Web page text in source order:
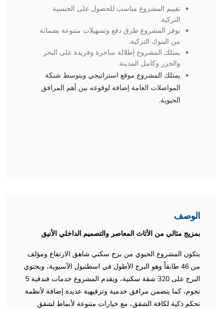
تقييم المشروع مناسب للحصول على الجنسية
التركية.
يوفر المشروع طرق دفع وتسهيلات متنوعة بضمانة
من البنوك التركية.
يمتلك المشروع إطلالة ساحرة وفريدة على البحر
والجزر وكامل المدينة.
يمتلك المشروع موقع استراتيجي ويتوسط شبكة
المواصلات العامة إضافة لوقوعه بين أهم المرافق
الحيوية.
الوصف
بمزيج مثالي من الأثاث المعاصر والتصميم الداخلي الأنيق
يتكون المشروع الحيوي من برج سكني شاهق الارتفاع ومؤلف
من 46 طابقاً وهو البرج الأطول في اسطنبول الآسيوية، ويحتوي
البرج على 320 شقة سكنية، ويقدم المشروع خدمات فندقية 5
نجوم، كما يتضمن مرافق خدمية وترفيهية عديدة إضافة لأنظمة
تحكم ذكية لكافة الشقق، مع خيارات متنوعة لأنماط لشقق